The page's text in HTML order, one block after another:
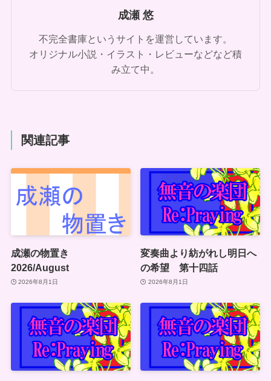
成瀬 悠
不完全書庫というサイトを運営しています。
オリジナル小説・イラスト・レビューなどなど積
み立て中。
関連記事
成瀬の物置き
2026/August
2026年8月1日
変奏曲より紡がれし明日へ
の希望 第十四話
2026年8月1日